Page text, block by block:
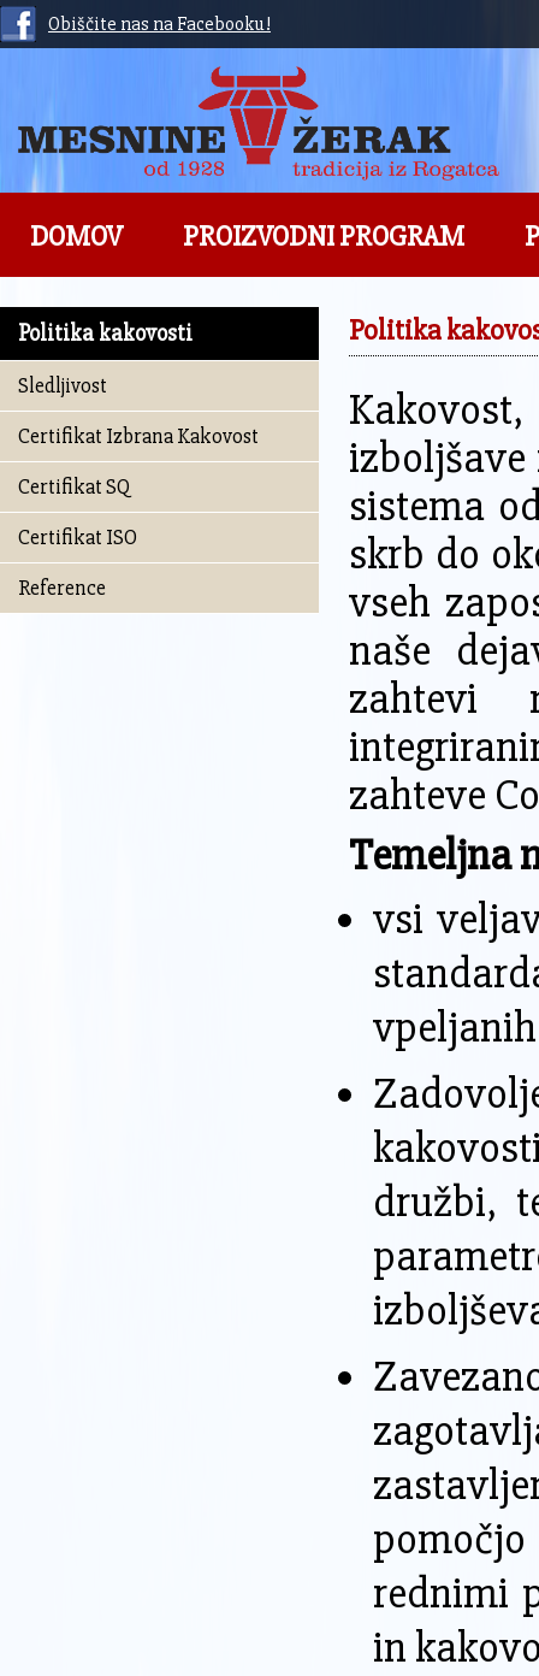
Obiščite nas na Facebooku!
DOMOV PROIZVODNI PROGRAM
Politika kakovosti
Sledljivost
Certifikat Izbrana Kakovost
Certifikat SQ
Certifikat ISO
Reference
Politika
sistema
skrb do
vseh
naše
zahtevi
zahteve
Temeljna
vsi
družbi,
rednimi
in